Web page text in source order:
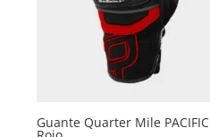
Guante Quarter Mile